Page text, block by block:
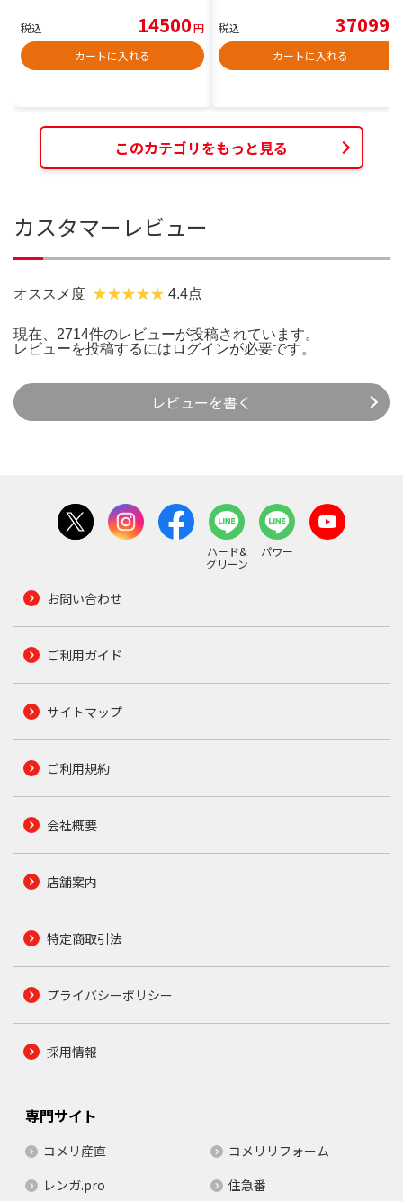
税込 14500円
カートに入れる
税込 37099
カートに入れる
このカテゴリをもっと見る
カスタマーレビュー
オススメ度 4.4点
現在、2714件のレビューが投稿されています。
レビューを投稿するには ログインが必要です。
レビューを書く
ハード&
グリーン
パワー
お問い合わせ
ご利用ガイド
サイトマップ
ご利用規約
会社概要
店舗案内
特定商取引法
プライバシーポリシー
採用情報
専門サイト
コメリ産直
コメリリフォーム
レンガ.pro
住急番